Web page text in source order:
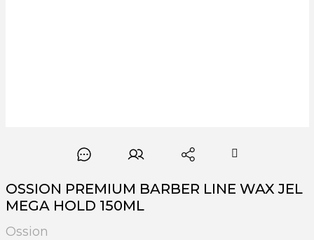
OSSION PREMIUM BARBER LINE WAX JEL
MEGA HOLD 150ML
Ossion